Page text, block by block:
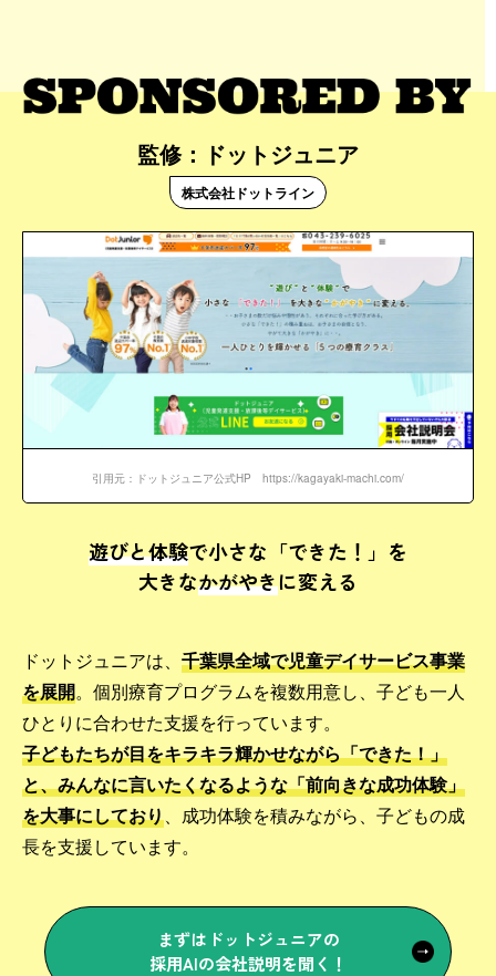
監修：ドットジュニア
株式会社ドットライン
引用元：ドットジュニア公式HP https://kagayaki-machi.com/
遊びと体験で小さな「できた！」を
大きなかがやきに変える
ドットジュニアは、 千葉県全域で児童デイサービス事業
を展開。個別療育プログラムを複数用意し、子ども一人
ひとりに合わせた支援を行っています。
子どもたちが目をキラキラ輝かせながら「できた！」
と、みんなに言いたくなるような「前向きな成功体験」
を大事にしており、成功体験を積みながら、子どもの成
長を支援しています。
まずはドットジュニアの
採用AIの会社説明を聞く！